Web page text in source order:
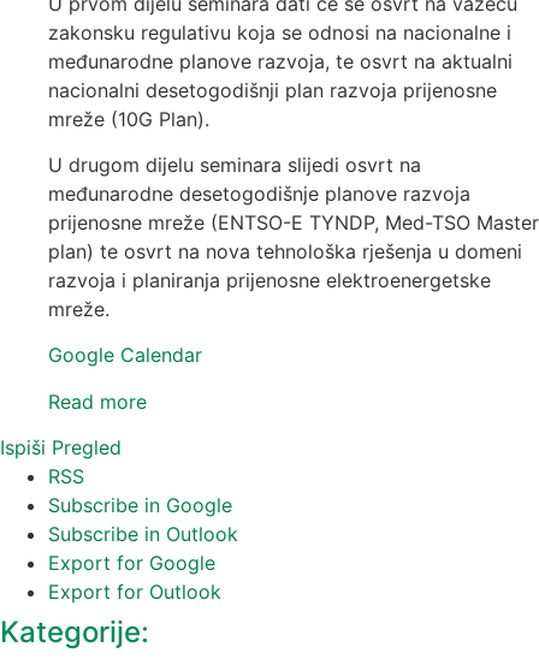
zakonsku regulativu koja se odnosi na nacionalne i
međunarodne planove razvoja, te osvrt na aktualni
nacionalni desetogodišnji plan razvoja prijenosne
mreže (10G Plan).
U drugom dijelu seminara slijedi osvrt na
međunarodne desetogodišnje planove razvoja
prijenosne mreže (ENTSO-E TYNDP, Med-TSO Master
plan) te osvrt na nova tehnološka rješenja u domeni
razvoja i planiranja prijenosne elektroenergetske
mreže.
Google Calendar
Read more
Ispiši Pregled
RSS
Subscribe in Google
Subscribe in Outlook
Export for Google
Export for Outlook
Kategorije: